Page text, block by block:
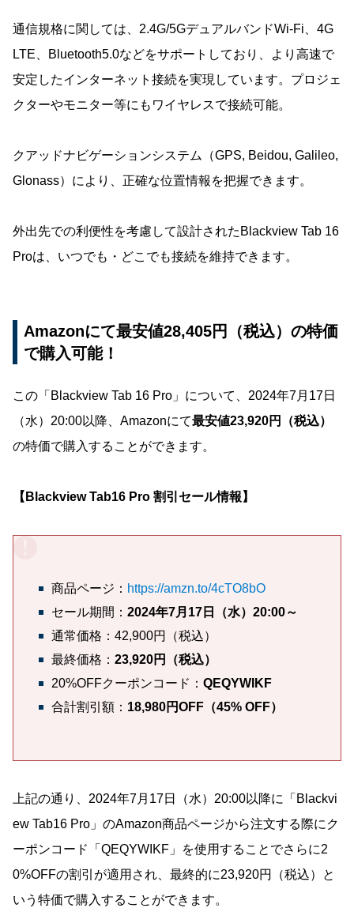
通信規格に関しては、2.4G/5GデュアルバンドWi-Fi、4G
LTE、Bluetooth5.0などをサポートしており、より高速で
安定したインターネット接続を実現しています。プロジェ
クターやモニター等にもワイヤレスで接続可能。
クアッドナビゲーションシステム（GPS, Beidou, Galileo,
Glonass）により、正確な位置情報を把握できます。
外出先での利便性を考慮して設計されたBlackview Tab 16
Proは、いつでも・どこでも接続を維持できます。
Amazonにて最安値28,405円（税込）の特価
で購入可能！
この「Blackview Tab 16 Pro」について、2024年7月17日
（水）20:00以降、Amazonにて最安値23,920円（税込）
の特価で購入することができます。
【Blackview Tab16 Pro 割引セール情報】
商品ページ： https://amzn.to/4cTO8bO
セール期間： 2024年7月17日（水）20:00～
通常価格：42,900円（税込）
最終価格： 23,920円（税込）
20%OFFクーポンコード： QEQYWIKF
合計割引額： 18,980円OFF（45% OFF）
上記の通り、2024年7月17日（水）20:00以降に「Blackvi
ew Tab16 Pro」のAmazon商品ページから注文する際にク
ーポンコード「QEQYWIKF」を使用することでさらに2
0%OFFの割引が適用され、最終的に23,920円（税込）と
いう特価で購入することができます。